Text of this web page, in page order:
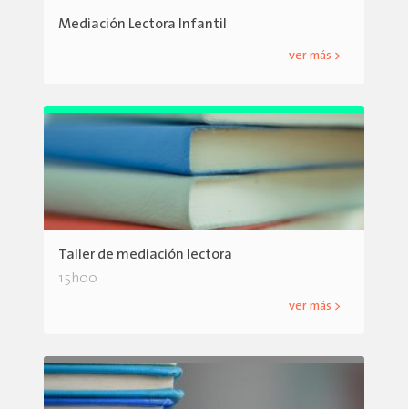
Mediación Lectora Infantil
ver más >
Taller de mediación lectora
15h00
ver más >